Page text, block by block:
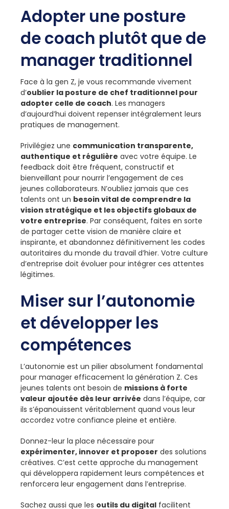
Adopter une posture
de coach plutôt que de
manager traditionnel
Face à la gen Z, je vous recommande vivement
d’oublier la posture de chef traditionnel pour
adopter celle de coach. Les managers
d’aujourd’hui doivent repenser intégralement leurs
pratiques de management.
Privilégiez une communication transparente,
authentique et régulière avec votre équipe. Le
feedback doit être fréquent, constructif et
bienveillant pour nourrir l’engagement de ces
jeunes collaborateurs. N’oubliez jamais que ces
talents ont un besoin vital de comprendre la
vision stratégique et les objectifs globaux de
votre entreprise. Par conséquent, faites en sorte
de partager cette vision de manière claire et
inspirante, et abandonnez définitivement les codes
autoritaires du monde du travail d’hier. Votre culture
d’entreprise doit évoluer pour intégrer ces attentes
légitimes.
Miser sur l’autonomie
et développer les
compétences
L’autonomie est un pilier absolument fondamental
pour manager efficacement la génération Z. Ces
jeunes talents ont besoin de missions à forte
valeur ajoutée dès leur arrivée dans l’équipe, car
ils s’épanouissent véritablement quand vous leur
accordez votre confiance pleine et entière.
Donnez-leur la place nécessaire pour
expérimenter, innover et proposer des solutions
créatives. C’est cette approche du management
qui développera rapidement leurs compétences et
renforcera leur engagement dans l’entreprise.
Sachez aussi que les outils du digital facilitent